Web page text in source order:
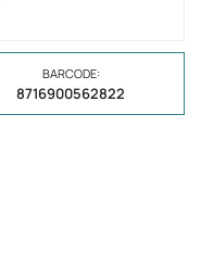
BARCODE:
8716900562822